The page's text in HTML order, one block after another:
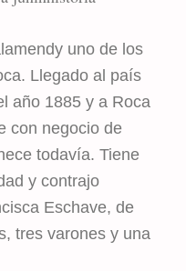
uno de los
Llegado al país
año 1885 y a Roca
con negocio de
todavía. Tiene
y contrajo
Eschave, de
tres varones y una